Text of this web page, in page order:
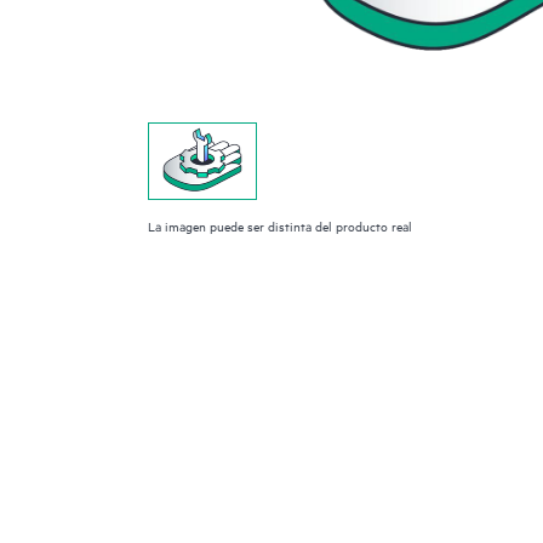
La imagen puede ser distinta del producto real